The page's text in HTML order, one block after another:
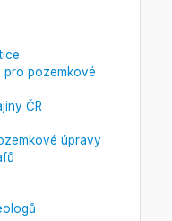
pro pozemkové
ČR
úpravy